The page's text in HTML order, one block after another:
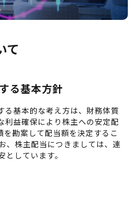
て
る基本方針
る基本的な考え方は、財務体質
利益確保により株主への安定配
を勘案して配当額を決定するこ
、株主配当につきましては、連
しています。